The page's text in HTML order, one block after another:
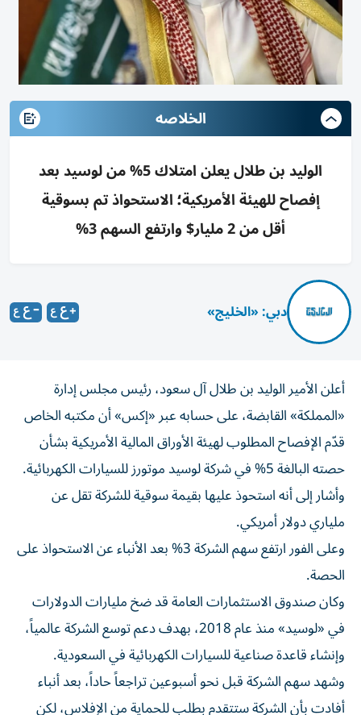
الخلاصه
الوليد بن طلال يعلن امتلاك 5% من لوسيد بعد
إفصاح للهيئة الأمريكية؛ الاستحواذ تم بسوقية
أقل من 2 مليار$ وارتفع السهم 3%
دبي: «الخليج»
أعلن الأمير الوليد بن طلال آل سعود، رئيس مجلس إدارة
«المملكة» القابضة، على حسابه عبر «إكس» أن مكتبه الخاص
قدّم الإفصاح المطلوب لهيئة الأوراق المالية الأمريكية بشأن
حصته البالغة 5% في شركة لوسيد موتورز للسيارات الكهربائية.
وأشار إلى أنه استحوذ عليها بقيمة سوقية للشركة تقل عن
ملياري دولار أمريكي.
وعلى الفور ارتفع سهم الشركة 3% بعد الأنباء عن الاستحواذ على
الحصة.
وكان صندوق الاستثمارات العامة قد ضخ مليارات الدولارات
في «لوسيد» منذ عام 2018، بهدف دعم توسع الشركة عالمياً،
وإنشاء قاعدة صناعية للسيارات الكهربائية في السعودية.
وشهد سهم الشركة قبل نحو أسبوعين تراجعاً حاداً، بعد أنباء
أفادت بأن الشركة ستتقدم بطلب للحماية من الإفلاس، لكن